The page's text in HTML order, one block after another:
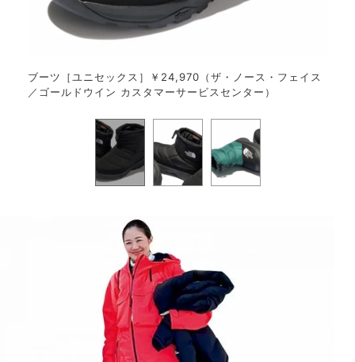
ブーツ［ユニセックス］￥24,970（ザ・ノース・フェイス
／ゴールドウイン カスタマーサービスセンター）